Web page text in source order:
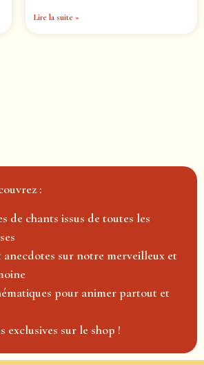
Lire la suite »
:
de chants issus de toutes les
anecdotes sur notre merveilleux et
pour animer partout et
exclusives sur le shop !